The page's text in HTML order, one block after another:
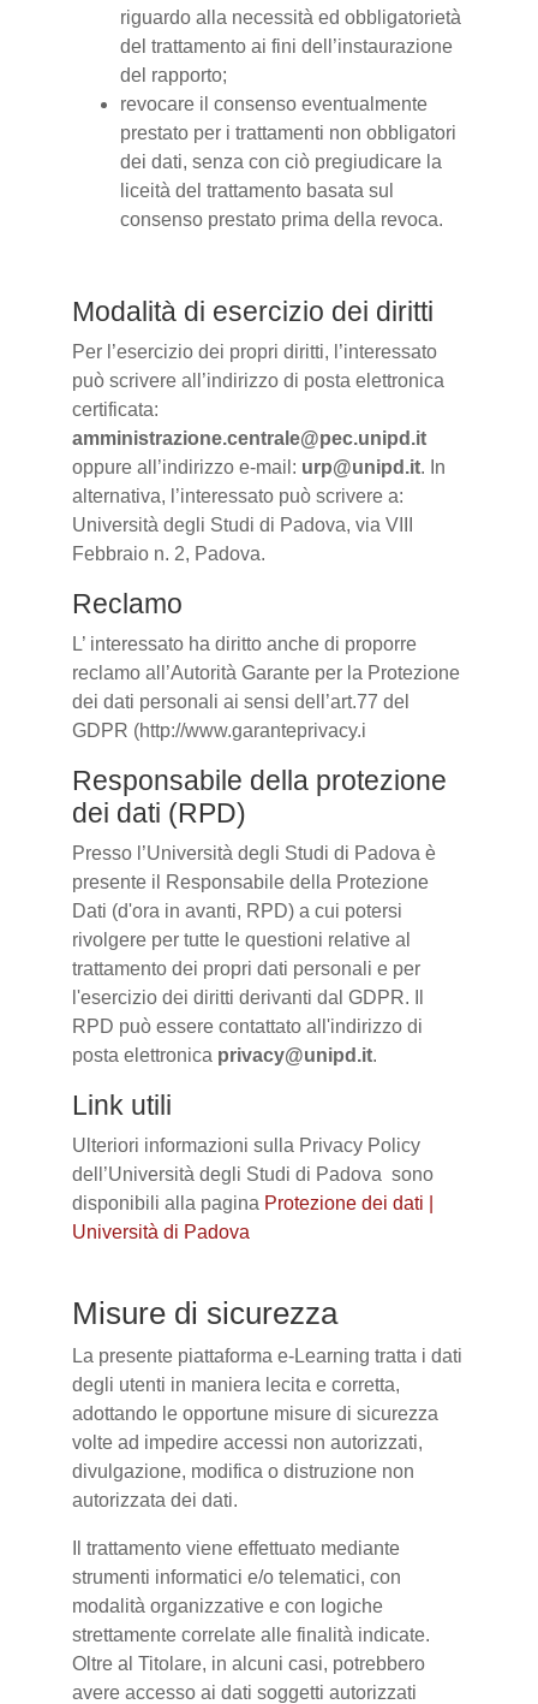
riguardo alla necessità ed obbligatorietà
del trattamento ai fini dell’instaurazione
del rapporto;
revocare il consenso eventualmente
prestato per i trattamenti non obbligatori
dei dati, senza con ciò pregiudicare la
liceità del trattamento basata sul
consenso prestato prima della revoca.
Modalità di esercizio dei diritti
Per l’esercizio dei propri diritti, l’interessato
può scrivere all’indirizzo di posta elettronica
certificata:
amministrazione.centrale@pec.unipd.it
oppure all’indirizzo e-mail: urp@unipd.it. In
alternativa, l’interessato può scrivere a:
Università degli Studi di Padova, via VIII
Febbraio n. 2, Padova.
Reclamo
L’ interessato ha diritto anche di proporre
reclamo all’Autorità Garante per la Protezione
dei dati personali ai sensi dell’art.77 del
GDPR (http://www.garanteprivacy.i
Responsabile della protezione
dei dati (RPD)
Presso l’Università degli Studi di Padova è
presente il Responsabile della Protezione
Dati (d'ora in avanti, RPD) a cui potersi
rivolgere per tutte le questioni relative al
trattamento dei propri dati personali e per
l'esercizio dei diritti derivanti dal GDPR. Il
RPD può essere contattato all'indirizzo di
posta elettronica privacy@unipd.it.
Link utili
Ulteriori informazioni sulla Privacy Policy
dell’Università degli Studi di Padova sono
disponibili alla pagina Protezione dei dati |
Università di Padova
Misure di sicurezza
La presente piattaforma e-Learning tratta i dati
degli utenti in maniera lecita e corretta,
adottando le opportune misure di sicurezza
volte ad impedire accessi non autorizzati,
divulgazione, modifica o distruzione non
autorizzata dei dati.
Il trattamento viene effettuato mediante
strumenti informatici e/o telematici, con
modalità organizzative e con logiche
strettamente correlate alle finalità indicate.
Oltre al Titolare, in alcuni casi, potrebbero
avere accesso ai dati soggetti autorizzati